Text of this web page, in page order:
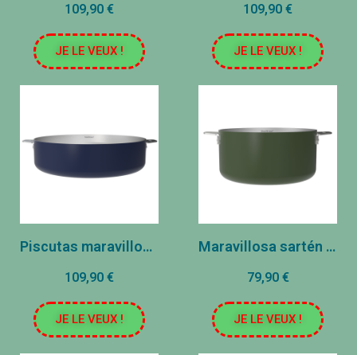
109,90 €
JE LE VEUX !
109,90 €
JE LE VEUX !
Piscutas maravillosas - acero inoxidable - arándano (28 cm)
109,90 €
JE LE VEUX !
Maravillosa sartén - acero inoxidable - helecho (20 cm)
79,90 €
JE LE VEUX !